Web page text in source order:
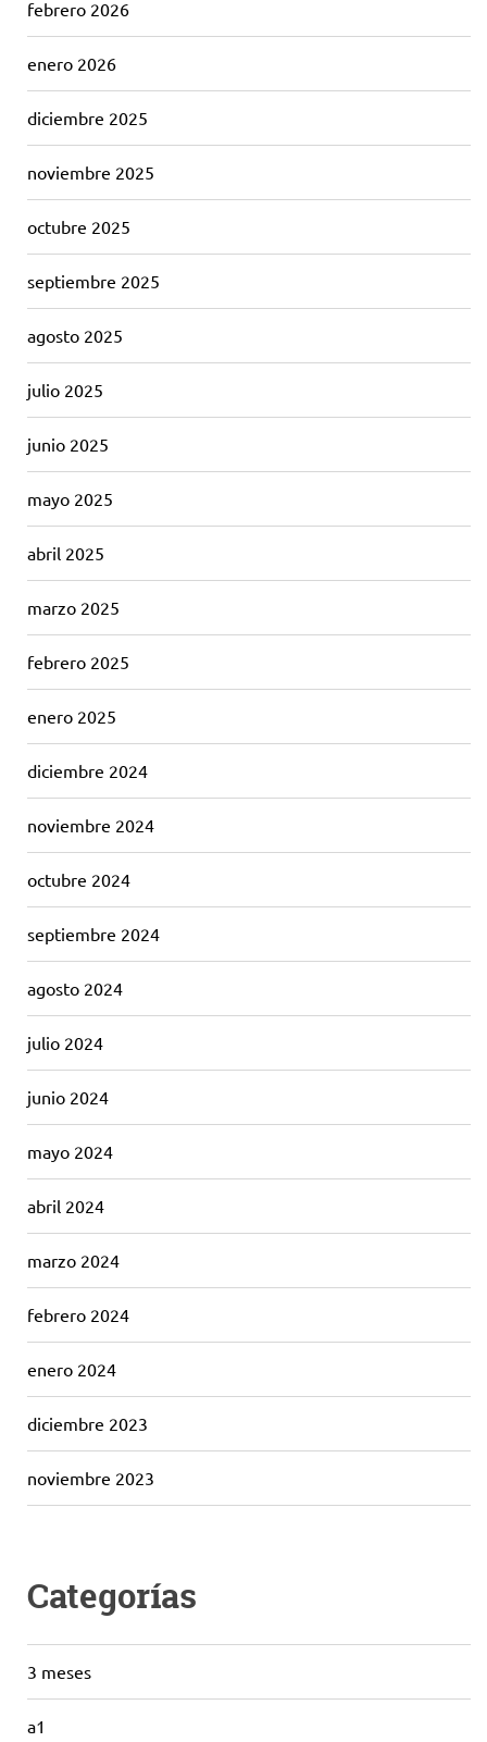
febrero 2026
enero 2026
diciembre 2025
noviembre 2025
octubre 2025
septiembre 2025
agosto 2025
julio 2025
junio 2025
mayo 2025
abril 2025
marzo 2025
febrero 2025
enero 2025
diciembre 2024
noviembre 2024
octubre 2024
septiembre 2024
agosto 2024
julio 2024
junio 2024
mayo 2024
abril 2024
marzo 2024
febrero 2024
enero 2024
diciembre 2023
noviembre 2023
Categorías
3 meses
a1